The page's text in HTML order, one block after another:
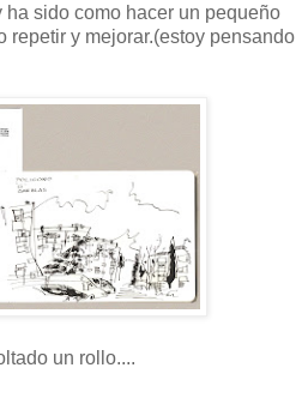
ha sido como hacer un pequeño
repetir y mejorar.(estoy pensando
un rollo....